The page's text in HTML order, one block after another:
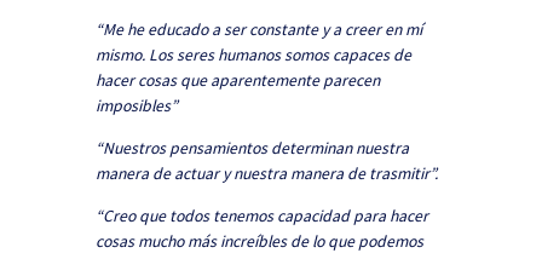
“Me he educado a ser constante y a creer en mí
mismo. Los seres humanos somos capaces de
hacer cosas que aparentemente parecen
imposibles”
“Nuestros pensamientos determinan nuestra
manera de actuar y nuestra manera de trasmitir”.
“Creo que todos tenemos capacidad para hacer
cosas mucho más increíbles de lo que podemos